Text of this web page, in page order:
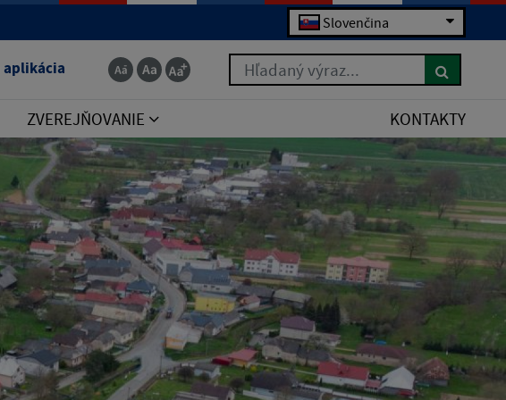
Slovenčina
aplikácia Hľadaný výraz...
ZVEREJŇOVANIE KONTAKTY